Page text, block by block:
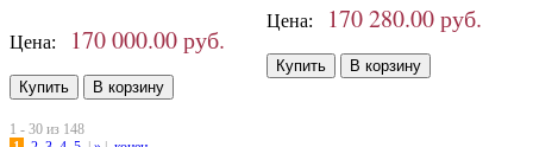
Цена: 170 000.00 руб.
Цена: 170 280.00 руб.
1 - 30 из 148